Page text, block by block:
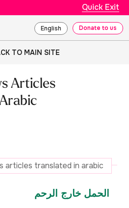
Quick Exit
English Donate to us
TO MAIN SITE
Articles
articles translated in arabic
الحمل خارج الرحم